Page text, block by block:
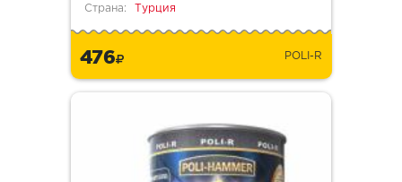
Страна:
Турция
476 POLI-R